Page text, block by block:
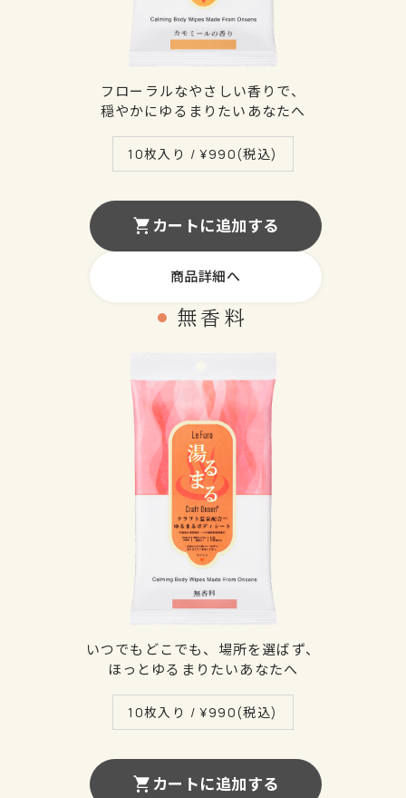
フローラルなやさしい香りで、
穏やかにゆるまりたいあなたへ
10枚入り / ¥990(税込)
カートに追加する
商品詳細へ
無香料
いつでもどこでも、場所を選ばず、
ほっとゆるまりたいあなたへ
10枚入り / ¥990(税込)
カートに追加する